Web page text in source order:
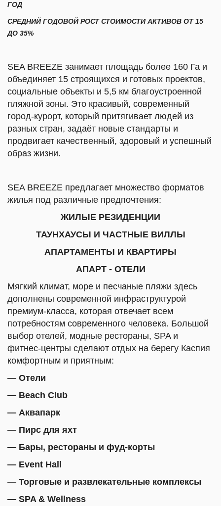
ГОД
СРЕДНИЙ ГОДОВОЙ РОСТ СТОИМОСТИ АКТИВОВ ОТ 15
ДО 35%
SEA BREEZE занимает площадь более 160 Га и
объединяет 15 строящихся и готовых проектов,
социальные объекты и 5,5 км благоустроенной
пляжной зоны. Это красивый, современный
город-курорт, который притягивает людей из
разных стран, задаёт новые стандарты и
продвигает качественный, здоровый и успешный
образ жизни.
SEA BREEZE предлагает множество форматов
жилья под различные предпочтения:
ЖИЛЫЕ РЕЗИДЕНЦИИ
ТАУНХАУСЫ И ЧАСТНЫЕ ВИЛЛЫ
АПАРТАМЕНТЫ И КВАРТИРЫ
АПАРТ - ОТЕЛИ
Мягкий климат, море и песчаные пляжи здесь
дополнены современной инфраструктурой
премиум-класса, которая отвечает всем
потребностям современного человека. Большой
выбор отелей, модные рестораны, SPA и
фитнес-центры сделают отдых на берегу Каспия
комфортным и приятным:
— Отели
— Beach Club
— Аквапарк
— Пирс для яхт
— Бары, рестораны и фуд-корты
— Event Hall
— Торговые и развлекательные комплексы
— SPA & Wellness